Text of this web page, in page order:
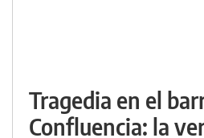
Tragedia en el
Confluencia: la